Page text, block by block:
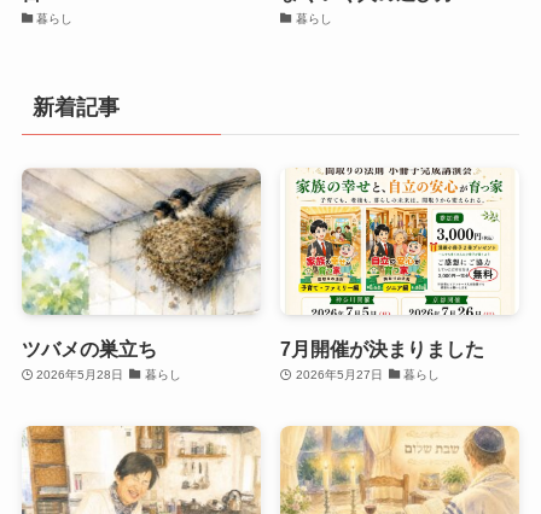
暮らし 暮らし
新着記事
ツバメの巣立ち
2026年5月28日 暮らし
7月開催が決まりました
2026年5月27日 暮らし